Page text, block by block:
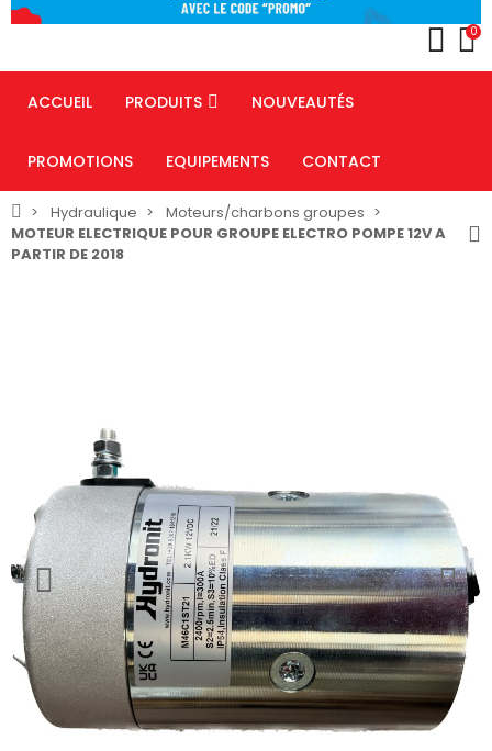
0
ACCUEIL PRODUITS NOUVEAUTÉS
PROMOTIONS EQUIPEMENTS CONTACT
Hydraulique
Moteurs/charbons groupes
MOTEUR ELECTRIQUE POUR GROUPE ELECTRO POMPE 12V A
PARTIR DE 2018